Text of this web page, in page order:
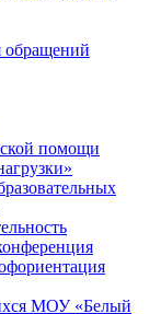
обращений
помощи
МОУ «Белый